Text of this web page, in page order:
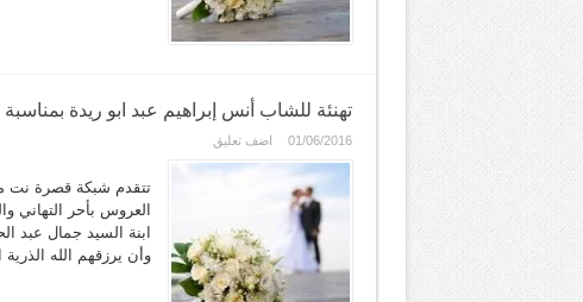
تهنئة للشاب أنس إبراهيم عبد ابو ريدة
01/06/2016 اضف تعليق
تتقدم شبكة قصرة نت
ابنة السيد جمال عبد
وأن يرزقهم الله